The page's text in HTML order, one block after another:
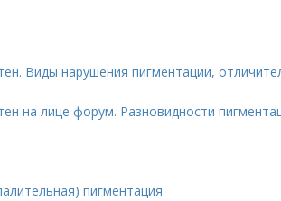
Виды нарушения пигментации,
на лице форум. Разновидности
пигментация